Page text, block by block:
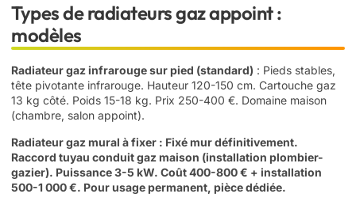
Types de radiateurs gaz appoint :
modèles
Radiateur gaz infrarouge sur pied (standard) : Pieds stables,
tête pivotante infrarouge. Hauteur 120-150 cm. Cartouche gaz
13 kg côté. Poids 15-18 kg. Prix 250-400 €. Domaine maison
(chambre, salon appoint).
Radiateur gaz mural à fixer : Fixé mur définitivement.
Raccord tuyau conduit gaz maison (installation plombier-
gazier). Puissance 3-5 kW. Coût 400-800 € + installation
500-1 000 €. Pour usage permanent, pièce dédiée.